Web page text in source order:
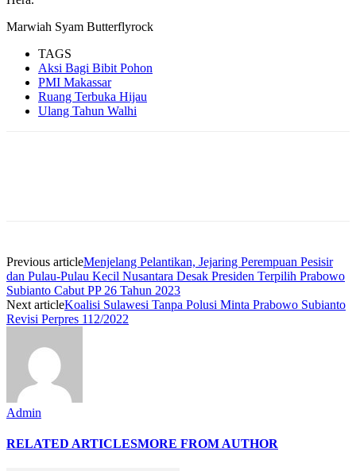
Marwiah Syam Butterflyrock
TAGS
Aksi Bagi Bibit Pohon
PMI Makassar
Ruang Terbuka Hijau
Ulang Tahun Walhi
Previous articleMenjelang Pelantikan, Jejaring Perempuan Pesisir
dan Pulau-Pulau Kecil Nusantara Desak Presiden Terpilih Prabowo
Subianto Cabut PP 26 Tahun 2023
Next articleKoalisi Sulawesi Tanpa Polusi Minta Prabowo Subianto
Revisi Perpres 112/2022
Admin
RELATED ARTICLESMORE FROM AUTHOR